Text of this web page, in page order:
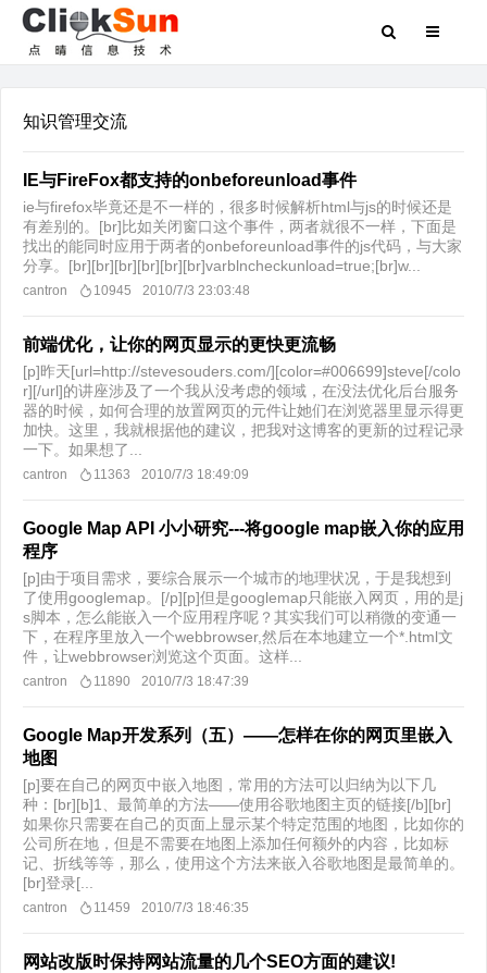
知识管理交流
IE与FireFox都支持的onbeforeunload事件
ie与firefox毕竟还是不一样的，很多时候解析html与js的时候还是
有差别的。[br]比如关闭窗口这个事件，两者就很不一样，下面是
找出的能同时应用于两者的onbeforeunload事件的js代码，与大家
分享。[br][br][br][br][br][br]varblncheckunload=true;[br]w...
cantron 10945 2010/7/3 23:03:48
前端优化，让你的网页显示的更快更流畅
[p]昨天[url=http://stevesouders.com/][color=#006699]steve[/colo
r][/url]的讲座涉及了一个我从没考虑的领域，在没法优化后台服务
器的时候，如何合理的放置网页的元件让她们在浏览器里显示得更
加快。这里，我就根据他的建议，把我对这博客的更新的过程记录
一下。如果想了...
cantron 11363 2010/7/3 18:49:09
Google Map API 小小研究---将google map嵌入你的应用
程序
[p]由于项目需求，要综合展示一个城市的地理状况，于是我想到
了使用googlemap。[/p][p]但是googlemap只能嵌入网页，用的是j
s脚本，怎么能嵌入一个应用程序呢？其实我们可以稍微的变通一
下，在程序里放入一个webbrowser,然后在本地建立一个*.html文
件，让webbrowser浏览这个页面。这样...
cantron 11890 2010/7/3 18:47:39
Google Map开发系列（五）——怎样在你的网页里嵌入
地图
[p]要在自己的网页中嵌入地图，常用的方法可以归纳为以下几
种：[br][b]1、最简单的方法——使用谷歌地图主页的链接[/b][br]
如果你只需要在自己的页面上显示某个特定范围的地图，比如你的
公司所在地，但是不需要在地图上添加任何额外的内容，比如标
记、折线等等，那么，使用这个方法来嵌入谷歌地图是最简单的。
[br]登录[...
cantron 11459 2010/7/3 18:46:35
网站改版时保持网站流量的几个SEO方面的建议!